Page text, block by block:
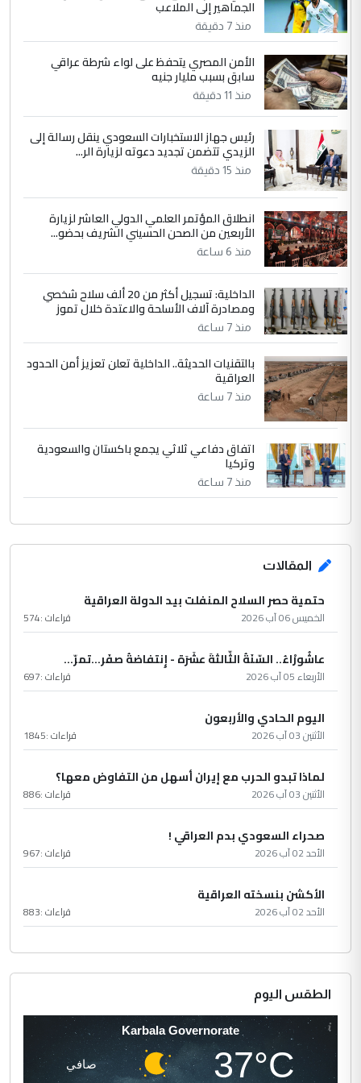
سردار
التعليق : واحد من عصابة علي ماما يسقط
ابا فرات ...
الموضوع :
الجواهري يرد على صدام حسين سل
مضجعيك يابن الزنا (نص كامل)
سردار
التعليق : واحد من عصابة علي ماما يسقط
جنسية الرافد الثالث للعراق ومن اصول عريقة
ابا فرات ...
الموضوع :
الجواهري يرد على صدام حسين سل
مضجعيك يابن الزنا (نص كامل)
الجماهير إلى الملاعب
منذ 7 دقيقة
الأمن المصري يتحفظ على لواء شرطة عراقي
سابق بسبب مليار جنيه
منذ 11 دقيقة
رئيس جهاز الاستخبارات السعودي ينقل رسالة إلى
الزيدي تتضمن تجديد دعوته لزيارة الر...
منذ 15 دقيقة
انطلاق المؤتمر العلمي الدولي العاشر لزيارة
الأربعين من الصحن الحسيني الشريف بحضو...
منذ 6 ساعة
الداخلية: تسجيل أكثر من 20 ألف سلاح شخصي
ومصادرة آلاف الأسلحة والاعتدة خلال تموز
منذ 7 ساعة
بالتقنيات الحديثة.. الداخلية تعلن تعزيز أمن الحدود
العراقية
منذ 7 ساعة
اتفاق دفاعي ثلاثي يجمع باكستان والسعودية
وتركيا
منذ 7 ساعة
المقالات
حتمية حصر السلاح المنفلت بيد الدولة العراقية
الخميس 06 آب 2026 قراءات :574
عاشُورْاءُ.. السّنَةُ الثّالثةَ عشَرَة - إِنتفاضةُ صفَر…تمرّ...
الأربعاء 05 آب 2026 قراءات :697
اليوم الحادي والأربعون
الأثنين 03 آب 2026 قراءات :1845
لماذا تبدو الحرب مع إيران أسهل من التفاوض معها؟
الأثنين 03 آب 2026 قراءات :886
صحراء السعودي بدم العراقي !
الأحد 02 آب 2026 قراءات :967
الأكشن بنسخته العراقية
الأحد 02 آب 2026 قراءات :883
الطقس اليوم
Karbala Governorate
37°C صافي